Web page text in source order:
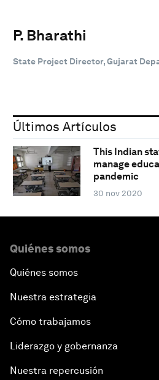
P. Bharathi
State Project Director, Gujarat
Últimos Artículos
This Indian
manage
pandemic
30 nov 2020
Quiénes somos
Quiénes somos
Nuestra estrategia
Cómo trabajamos
Liderazgo y gobernanza
Nuestra repercusión